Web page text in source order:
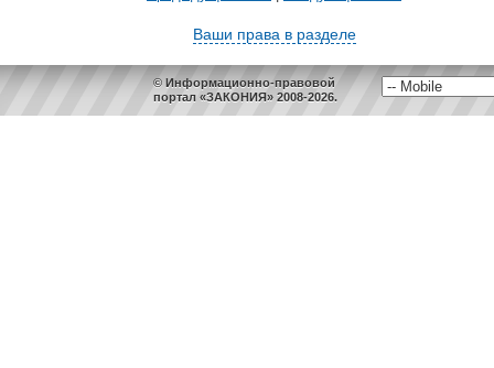
Ваши права в разделе
© Информационно-правовой
портал «ЗАКОНИЯ» 2008-2026.